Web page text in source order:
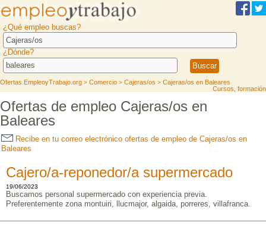
¿Qué empleo buscas?
¿Dónde?
Ofertas.EmpleoyTrabajo.org > Comercio > Cajeras/os > Cajeras/os en Baleares
Cursos, formación
Ofertas de empleo Cajeras/os en
Baleares
Recibe en tu correo electrónico ofertas de empleo de Cajeras/os en
Baleares
Cajero/a-reponedor/a supermercado
19/06/2023
Buscamos personal supermercado con experiencia previa.
Preferentemente zona montuiri, llucmajor, algaida, porreres, villafranca.